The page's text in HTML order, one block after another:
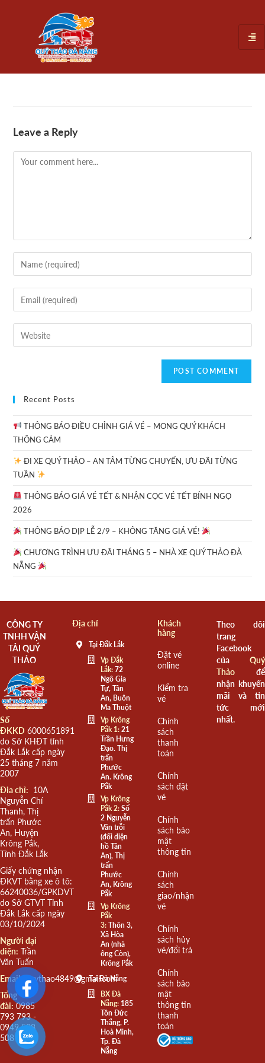
Leave a Reply
Recent Posts
THÔNG BÁO ĐIỀU CHỈNH GIÁ VÉ – MONG QUÝ KHÁCH
THÔNG CẢM
ĐI XE QUÝ THẢO – AN TÂM TỪNG CHUYẾN, ƯU ĐÃI TỪNG
TUẦN
THÔNG BÁO GIÁ VÉ TẾT & NHẬN CỌC VÉ TẾT BÍNH NGỌ
2026
THÔNG BÁO DỊP LỄ 2/9 – KHÔNG TĂNG GIÁ VÉ!
CHƯƠNG TRÌNH ƯU ĐÃI THÁNG 5 – NHÀ XE QUÝ THẢO ĐÀ
NẴNG
CÔNG TY
TNHH VẬN
TẢI QUÝ
THẢO
Số
ĐKKD 6000651891
do Sở KHĐT tỉnh
Đắk Lắk cấp ngày
25 tháng 7 năm
2007
Đia chỉ: 10A
Nguyễn Chí
Thanh, Thị
trấn Phước
An, Huyện
Krông Pắk,
Tỉnh Đắk Lắk
Giấy chứng nhận
ĐKVT bằng xe ô tô:
66240036/GPKDVT
do Sở GTVT Tỉnh
Đắk Lắk cấp ngày
03/10/2024
Người đại
diện: Trần
Văn Tuấn
Email: quythao4849@gmail.com
Tổng
đài: 0985
793 793 -
0949 508
508
Địa chỉ
Tại Đắk Lắk
Vp Đắk
Lắk:72
Ngô Gia
Tự, Tân
An, Buôn
Ma Thuột
Vp Krông
Pắk 1:21
Trần Hưng
Đạo. Thị
trấn
Phước
An. Krông
Pắk
Vp Krông
Pắk 2:Số
2 Nguyễn
Văn trỗi
(đối diện
hồ Tân
An), Thị
trấn
Phước
An, Krông
Pắk
Vp Krông
Pắk
3:Thôn 3,
Xã Hòa
An (nhà
ông Còn),
Krông Pắk
Tại Đà Nẵng
BX Đà
Nẵng:185
Tôn Đức
Thắng, P.
Hoà Minh,
Tp. Đà
Nẵng
Khách
hàng
Đặt vé
online
Kiểm tra
vé
Chính
sách
thanh
toán
Chính
sách đặt
vé
Chính
sách bảo
mật
thông tin
Chính
sách
giao/nhận
vé
Chính
sách hủy
vé/đổi trả
Chính
sách bảo
mật
thông tin
thanh
toán
Theo dõi
trang
Facebook
của Quý
Thảođể
nhận khuyến
mãi và tin
tức mới
nhất.